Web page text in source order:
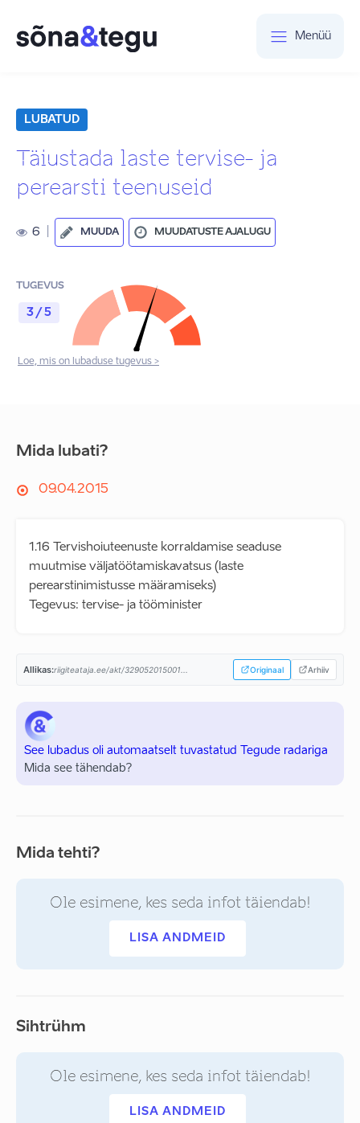
Menüü
LUBATUD
Täiustada laste tervise- ja
perearsti teenuseid
6 MUUDA MUUDATUSTE AJALUGU
TUGEVUS
3 / 5
Loe, mis on lubaduse tugevus >
Mida lubati?
09.04.2015
1.16 Tervishoiuteenuste korraldamise seaduse
muutmise väljatöötamiskavatsus (laste
perearstinimistusse määramiseks)
Tegevus: tervise- ja tööminister
Allikas:riigiteataja.ee/akt/329052015001... Originaal Arhiiv
See lubadus oli automaatselt tuvastatud Tegude radariga
Mida see tähendab?
Mida tehti?
Ole esimene, kes seda infot täiendab!
LISA ANDMEID
Sihtrühm
Ole esimene, kes seda infot täiendab!
LISA ANDMEID